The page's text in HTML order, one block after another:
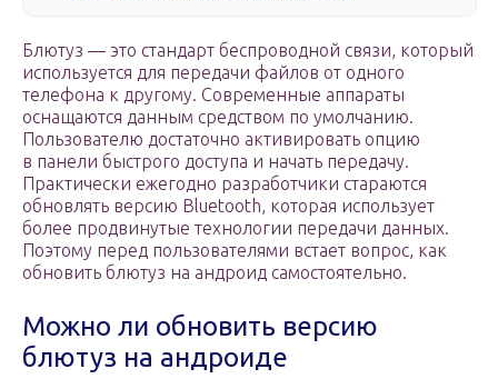
Блютуз — это стандарт беспроводной связи, который
используется для передачи файлов от одного
телефона к другому. Современные аппараты
оснащаются данным средством по умолчанию.
Пользователю достаточно активировать опцию
в панели быстрого доступа и начать передачу.
Практически ежегодно разработчики стараются
обновлять версию Bluetooth, которая использует
более продвинутые технологии передачи данных.
Поэтому перед пользователями встает вопрос, как
обновить блютуз на андроид самостоятельно.
Можно ли обновить версию
блютуз на андроиде